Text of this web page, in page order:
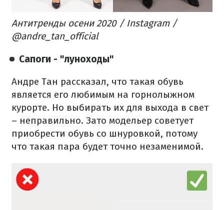
Антитренды осени 2020 / Instagram /
@andre_tan_official
Сапоги - "луноходы"
Андре Тан рассказал, что такая обувь
является его любимым на горнолыжном
курорте. Но выбирать их для выхода в свет
– неправильно. Зато модельер советует
приобрести обувь со шнуровкой, потому
что такая пара будет точно незаменимой.